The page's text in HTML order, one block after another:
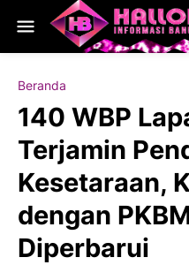
Beranda
140 WBP
Terjamin
Kesetaraan,
dengan
Diperbarui